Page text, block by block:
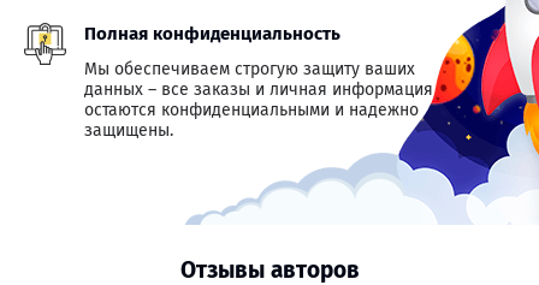
Полная конфиденциальность
Мы обеспечиваем строгую защиту ваших
данных – все заказы и личная информация
остаются конфиденциальными и надежно
защищены.
Отзывы авторов